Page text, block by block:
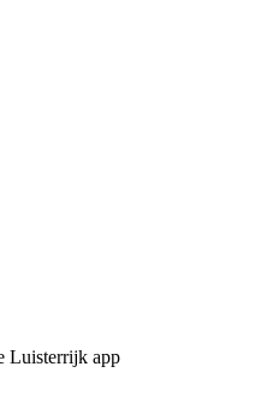
Luisterrijk app